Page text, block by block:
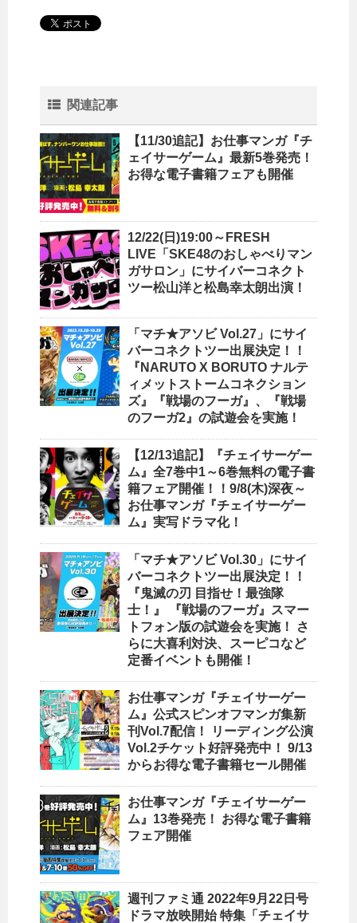
関連記事
【11/30追記】お仕事マンガ『チ
ェイサーゲーム』最新5巻発売！
お得な電子書籍フェアも開催
12/22(日)19:00～FRESH
LIVE「SKE48のおしゃべりマン
ガサロン」にサイバーコネクト
ツー松山洋と松島幸太朗出演！
「マチ★アソビ Vol.27」にサイ
バーコネクトツー出展決定！！
『NARUTO X BORUTO ナルテ
ィメットストームコネクション
ズ』『戦場のフーガ』、『戦場
のフーガ2』の試遊会を実施！
【12/13追記】『チェイサーゲー
ム』全7巻中1～6巻無料の電子書
籍フェア開催！！9/8(木)深夜～
お仕事マンガ『チェイサーゲー
ム』実写ドラマ化！
「マチ★アソビ Vol.30」にサイ
バーコネクトツー出展決定！！
『鬼滅の刃 目指せ！最強隊
士！』 『戦場のフーガ』スマー
トフォン版の試遊会を実施！ さ
らに大喜利対決、スーピコなど
定番イベントも開催！
お仕事マンガ『チェイサーゲー
ム』公式スピンオフマンガ集新
刊Vol.7配信！ リーディング公演
Vol.2チケット好評発売中！ 9/13
からお得な電子書籍セール開催
お仕事マンガ『チェイサーゲー
ム』13巻発売！ お得な電子書籍
フェア開催
週刊ファミ通 2022年9月22日号
ドラマ放映開始 特集「チェイサ